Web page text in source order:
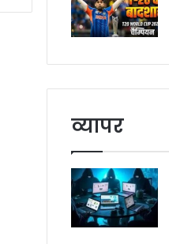
व्यापर